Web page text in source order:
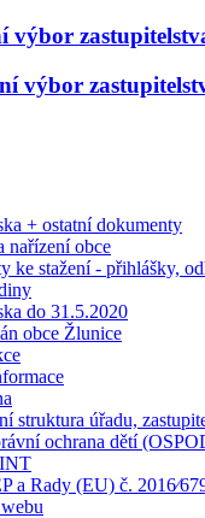
výbor
výbor
+ ostatní dokumenty
nařízení obce
ke stažení - přihlášky,
do 31.5.2020
obce Žlunice
struktura úřadu,
ochrana dětí
a Rady (EU) č.